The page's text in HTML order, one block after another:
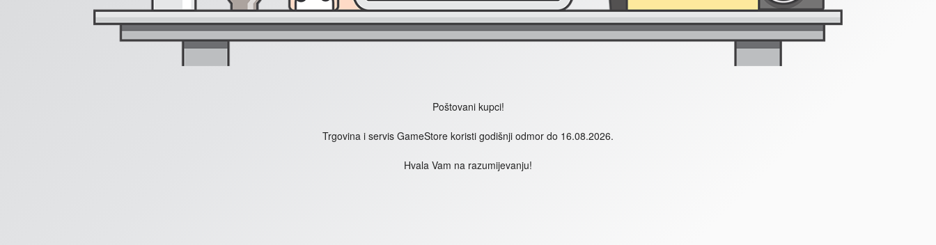
Poštovani kupci!
Trgovina i servis GameStore koristi godišnji odmor do 16.08.2026.
Hvala Vam na razumijevanju!